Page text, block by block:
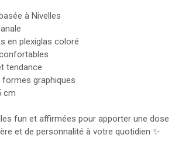
à Nivelles
en plexiglas coloré
tendance
graphiques
cm
fun et affirmées pour apporter une dose
et de personnalité à votre quotidien ✨